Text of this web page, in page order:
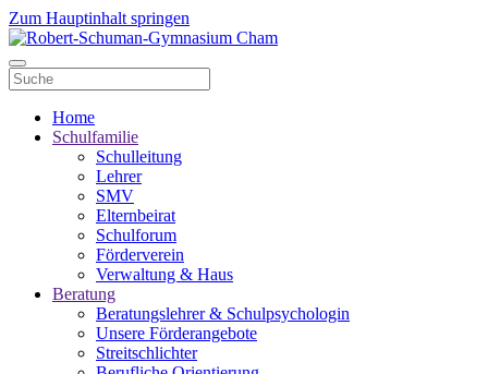
Zum Hauptinhalt springen
Home
Schulfamilie
Schulleitung
Lehrer
SMV
Elternbeirat
Schulforum
Förderverein
Verwaltung & Haus
Beratung
Beratungslehrer & Schulpsychologin
Unsere Förderangebote
Streitschlichter